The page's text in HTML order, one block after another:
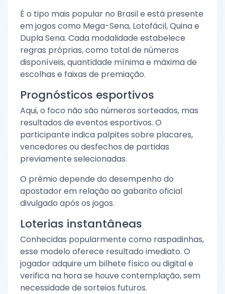
É o tipo mais popular no Brasil e está presente
em jogos como Mega-Sena, Lotofácil, Quina e
Dupla Sena. Cada modalidade estabelece
regras próprias, como total de números
disponíveis, quantidade mínima e máxima de
escolhas e faixas de premiação.
Prognósticos esportivos
Aqui, o foco não são números sorteados, mas
resultados de eventos esportivos. O
participante indica palpites sobre placares,
vencedores ou desfechos de partidas
previamente selecionadas.
O prêmio depende do desempenho do
apostador em relação ao gabarito oficial
divulgado após os jogos.
Loterias instantâneas
Conhecidas popularmente como raspadinhas,
esse modelo oferece resultado imediato. O
jogador adquire um bilhete físico ou digital e
verifica na hora se houve contemplação, sem
necessidade de sorteios futuros.